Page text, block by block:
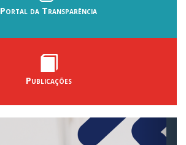
Portal da Transparência
Publicações